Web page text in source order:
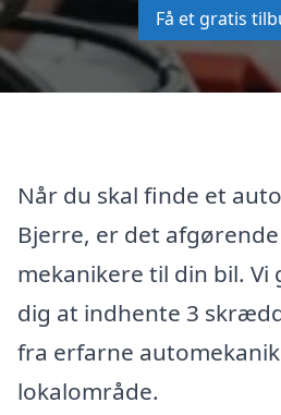
Få et gratis
Når du skal finde et
Bjerre, er det
mekanikere til din bil.
dig at indhente 3
fra erfarne
lokalområde.